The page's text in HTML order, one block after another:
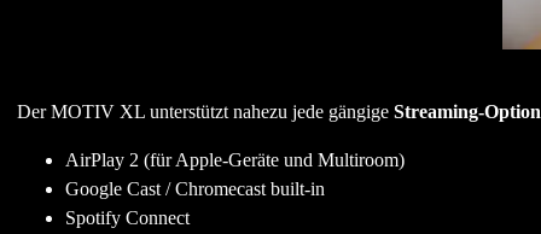
Der MOTIV XL unterstützt nahezu jede gängige Streaming-Option
AirPlay 2 (für Apple-Geräte und Multiroom)
Google Cast / Chromecast built-in
Spotify Connect